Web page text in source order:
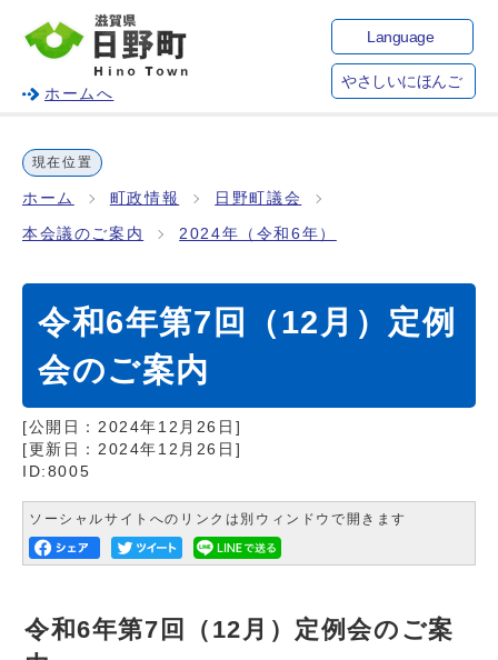
ホームへ
Language
やさしいにほんご
現在位置
ホーム 町政情報 日野町議会
本会議のご案内 2024年（令和6年）
令和6年第7回（12月）定例
会のご案内
[公開日： 2024年12月26日 ]
[更新日： 2024年12月26日 ]
ID:8005
ソーシャルサイトへのリンクは別ウィンドウで開きます
令和6年第7回（12月）定例会のご案